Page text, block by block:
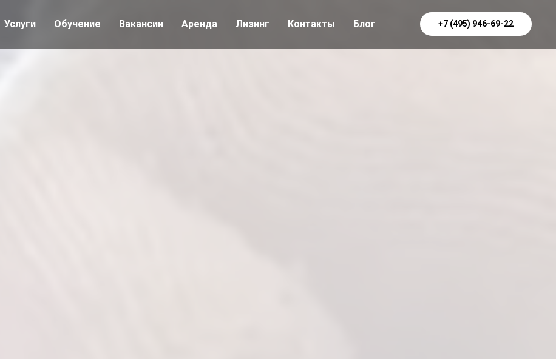
Услуги Обучение Вакансии Аренда Лизинг Контакты Блог +7 (495) 946-69-22